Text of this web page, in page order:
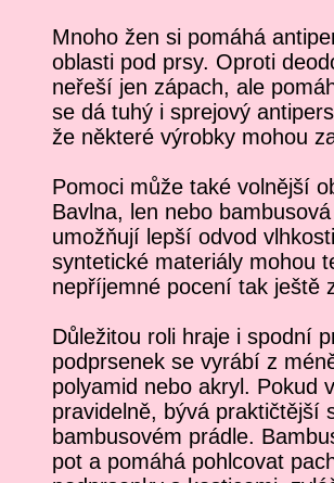
Mnoho žen si pomáhá
oblasti pod prsy. Oproti
neřeší jen zápach, ale
se dá tuhý i sprejový
že některé výrobky mohou
Pomoci může také volnější
Bavlna, len nebo
umožňují lepší odvod
syntetické materiály mohou
nepříjemné pocení tak ještě
Důležitou roli hraje i spodní
podprsenek se vyrábí z
polyamid nebo akryl. Pokud
pravidelně, bývá praktičtější
bambusovém prádle.
pot a pomáhá pohlcovat